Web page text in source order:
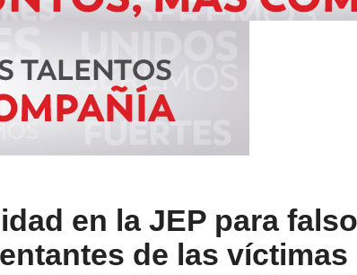
en la JEP para
de las víctimas